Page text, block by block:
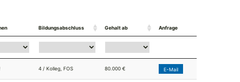
Bildungsabschluss Gehalt ab Anfrage
4 / Kolleg, FOS 80.000 € E-Mail